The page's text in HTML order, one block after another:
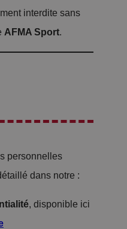
interdite sans
AFMA Sport.
personnelles
dans notre :
, disponible ici